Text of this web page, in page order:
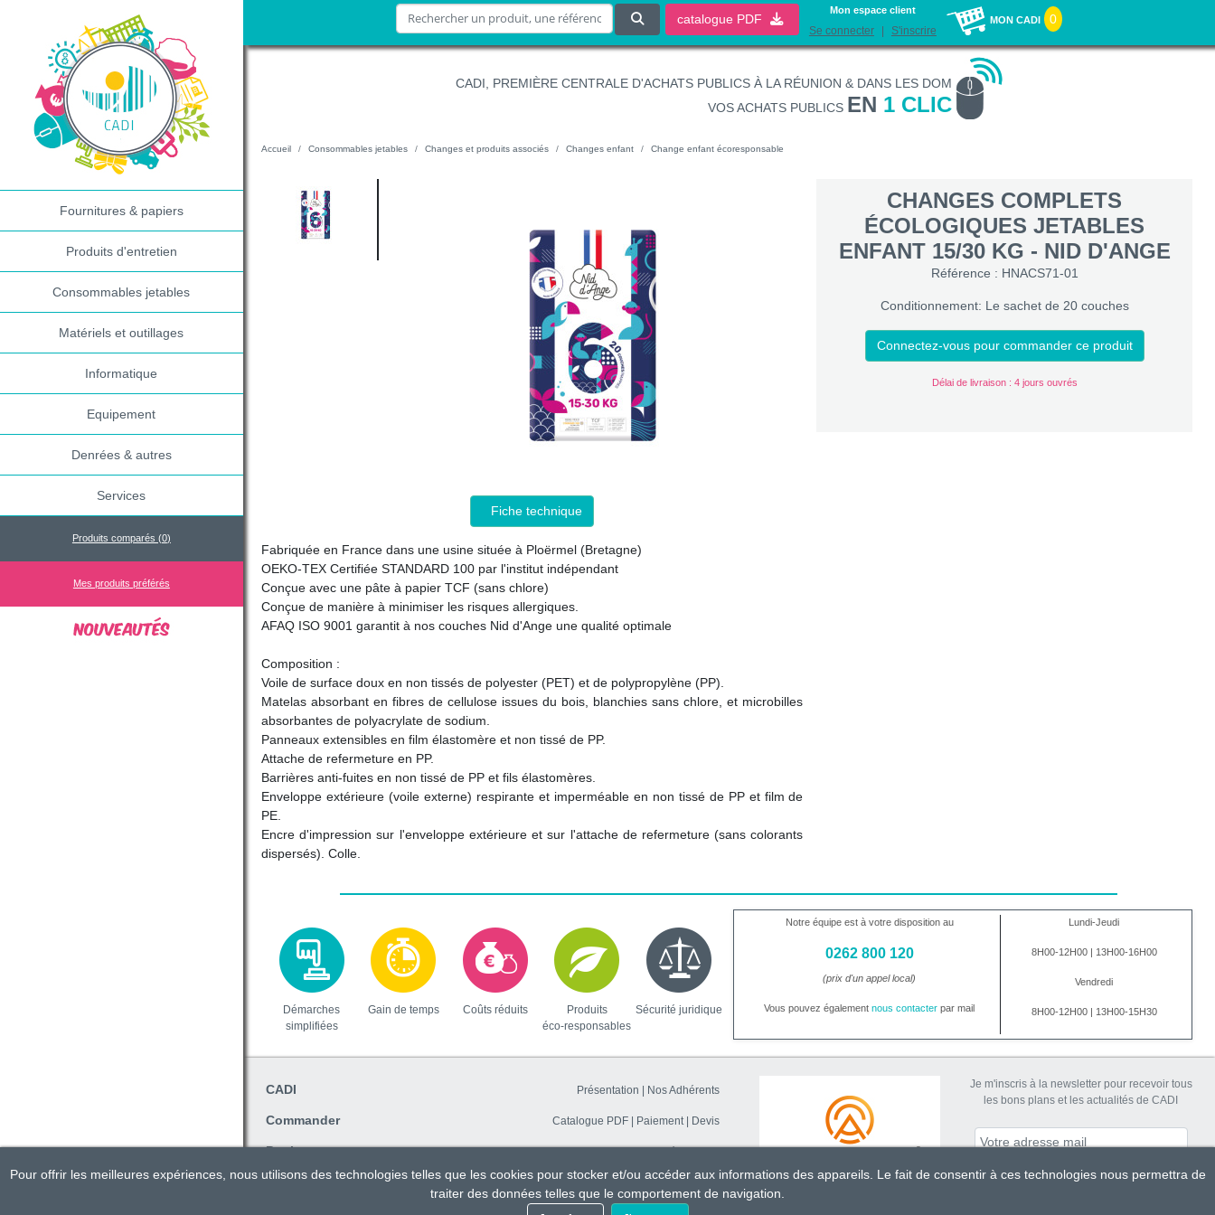
Fournitures & papiers
Produits d'entretien
Consommables jetables
Matériels et outillages
Informatique
Equipement
Denrées & autres
Services
Produits comparés (0)
Mes produits préférés
catalogue PDF
Mon espace client
Se connecter S'inscrire
MON CADI 0
CADI, PREMIÈRE CENTRALE D'ACHATS PUBLICS À LA RÉUNION & DANS LES DOM
VOS ACHATS PUBLICS EN 1 CLIC
Accueil Consommables jetables Changes et produits associés Changes enfant Change enfant écoresponsable
Fiche technique
Fabriquée en France dans une usine située à Ploërmel (Bretagne)
OEKO-TEX Certifiée STANDARD 100 par l'institut indépendant
Conçue avec une pâte à papier TCF (sans chlore)
Conçue de manière à minimiser les risques allergiques.
AFAQ ISO 9001 garantit à nos couches Nid d'Ange une qualité optimale
Composition :
Voile de surface doux en non tissés de polyester (PET) et de polypropylène (PP).
Matelas absorbant en fibres de cellulose issues du bois, blanchies sans chlore, et microbilles
absorbantes de polyacrylate de sodium.
Panneaux extensibles en film élastomère et non tissé de PP.
Attache de refermeture en PP.
Barrières anti-fuites en non tissé de PP et fils élastomères.
Enveloppe extérieure (voile externe) respirante et imperméable en non tissé de PP et film de
PE.
Encre d'impression sur l'enveloppe extérieure et sur l'attache de refermeture (sans colorants
dispersés). Colle.
CHANGES COMPLETS
ÉCOLOGIQUES JETABLES
ENFANT 15/30 KG - NID D'ANGE
Référence : HNACS71-01
Conditionnement: Le sachet de 20 couches
Connectez-vous pour commander ce produit
Délai de livraison : 4 jours ouvrés
Démarches
simplifiées
Gain de temps Coûts réduits
Produits
éco-responsables
Sécurité juridique
Notre équipe est à votre disposition au
0262 800 120
(prix d'un appel local)
Vous pouvez égalementnous contacter par mail
Lundi-Jeudi
8H00-12H00 | 13H00-16H00
Vendredi
8H00-12H00 | 13H00-15H30
CADI Présentation Nos Adhérents
Commander Catalogue PDF Paiement Devis
Pratique
Travailler avec CADI Devenir partenaire | Devenir adhérent
Je m'inscris à la newsletter pour recevoir tous
les bons plans et les actualités de CADI
S'abonner
Pour offrir les meilleures expériences, nous utilisons des technologies telles que les cookies pour stocker et/ou accéder aux informations des appareils. Le fait de consentir à ces technologies nous permettra de
traiter des données telles que le comportement de navigation.